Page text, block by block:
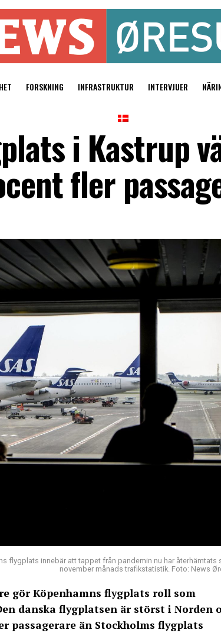
FORSKNING INFRASTRUKTUR INTERVJUER
i Kastrup
fler
flygplats innebär att tappet från pandemin nu har återhämtats
november månads trafikstatistik. Foto: News
gör Köpenhamns flygplats roll som
danska flygplatsen är störst i Norden
än Stockholms flygplats